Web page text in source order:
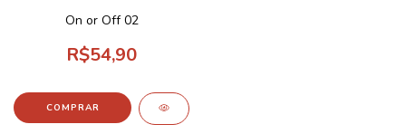
On or Off 02
R$54,90